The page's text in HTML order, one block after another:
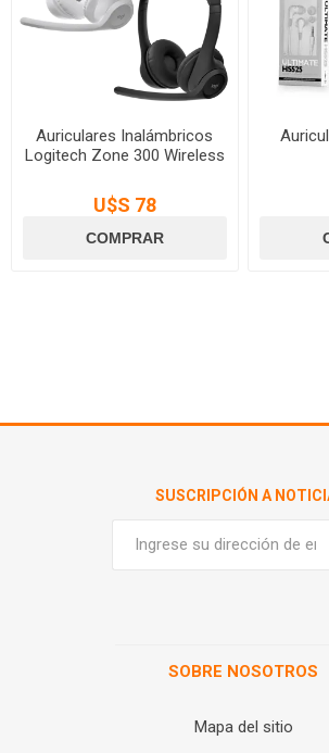
Auriculares Inalámbricos
Logitech Zone 300 Wireless
U$S 78
SUSCRIPCIÓN A
SOBRE NOSOTROS
Mapa del sitio